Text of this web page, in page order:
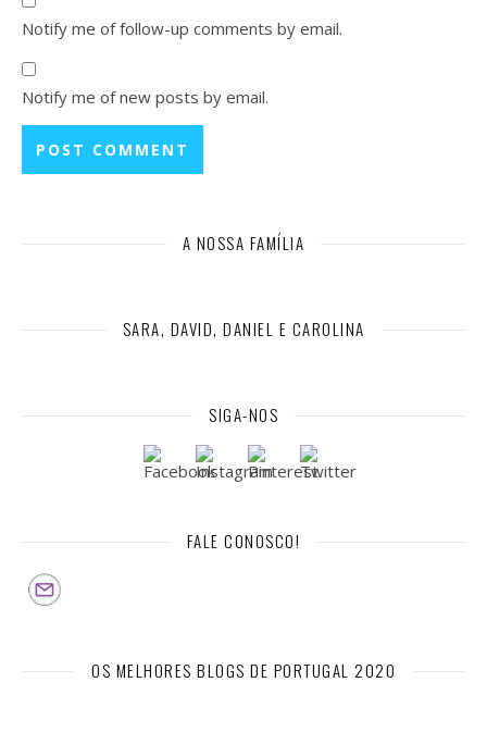
Notify me of follow-up comments by email.
Notify me of new posts by email.
A NOSSA FAMÍLIA
SARA, DAVID, DANIEL E CAROLINA
SIGA-NOS
FALE CONOSCO!
OS MELHORES BLOGS DE PORTUGAL 2020